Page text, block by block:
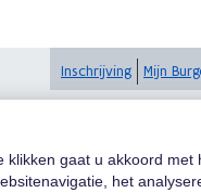
Inschrijving Mijn
klikken gaat u akkoord
het